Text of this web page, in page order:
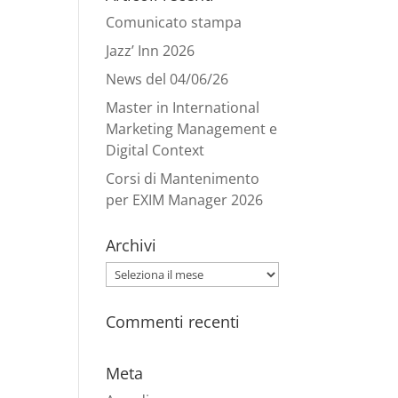
Comunicato stampa
Jazz’ Inn 2026
News del 04/06/26
Master in International
Marketing Management e
Digital Context
Corsi di Mantenimento
per EXIM Manager 2026
Archivi
Archivi
Commenti recenti
Meta